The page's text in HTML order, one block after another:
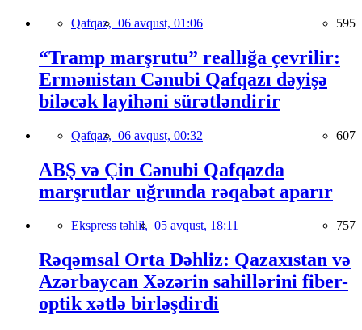
Qafqaz, 06 avqust, 01:06 595
“Tramp marşrutu” reallığa çevrilir:
Ermənistan Cənubi Qafqazı dəyişə
biləcək layihəni sürətləndirir
Qafqaz, 06 avqust, 00:32 607
ABŞ və Çin Cənubi Qafqazda
marşrutlar uğrunda rəqabət aparır
Ekspress təhlil, 05 avqust, 18:11 757
Rəqəmsal Orta Dəhliz: Qazaxıstan və
Azərbaycan Xəzərin sahillərini fiber-
optik xətlə birləşdirdi